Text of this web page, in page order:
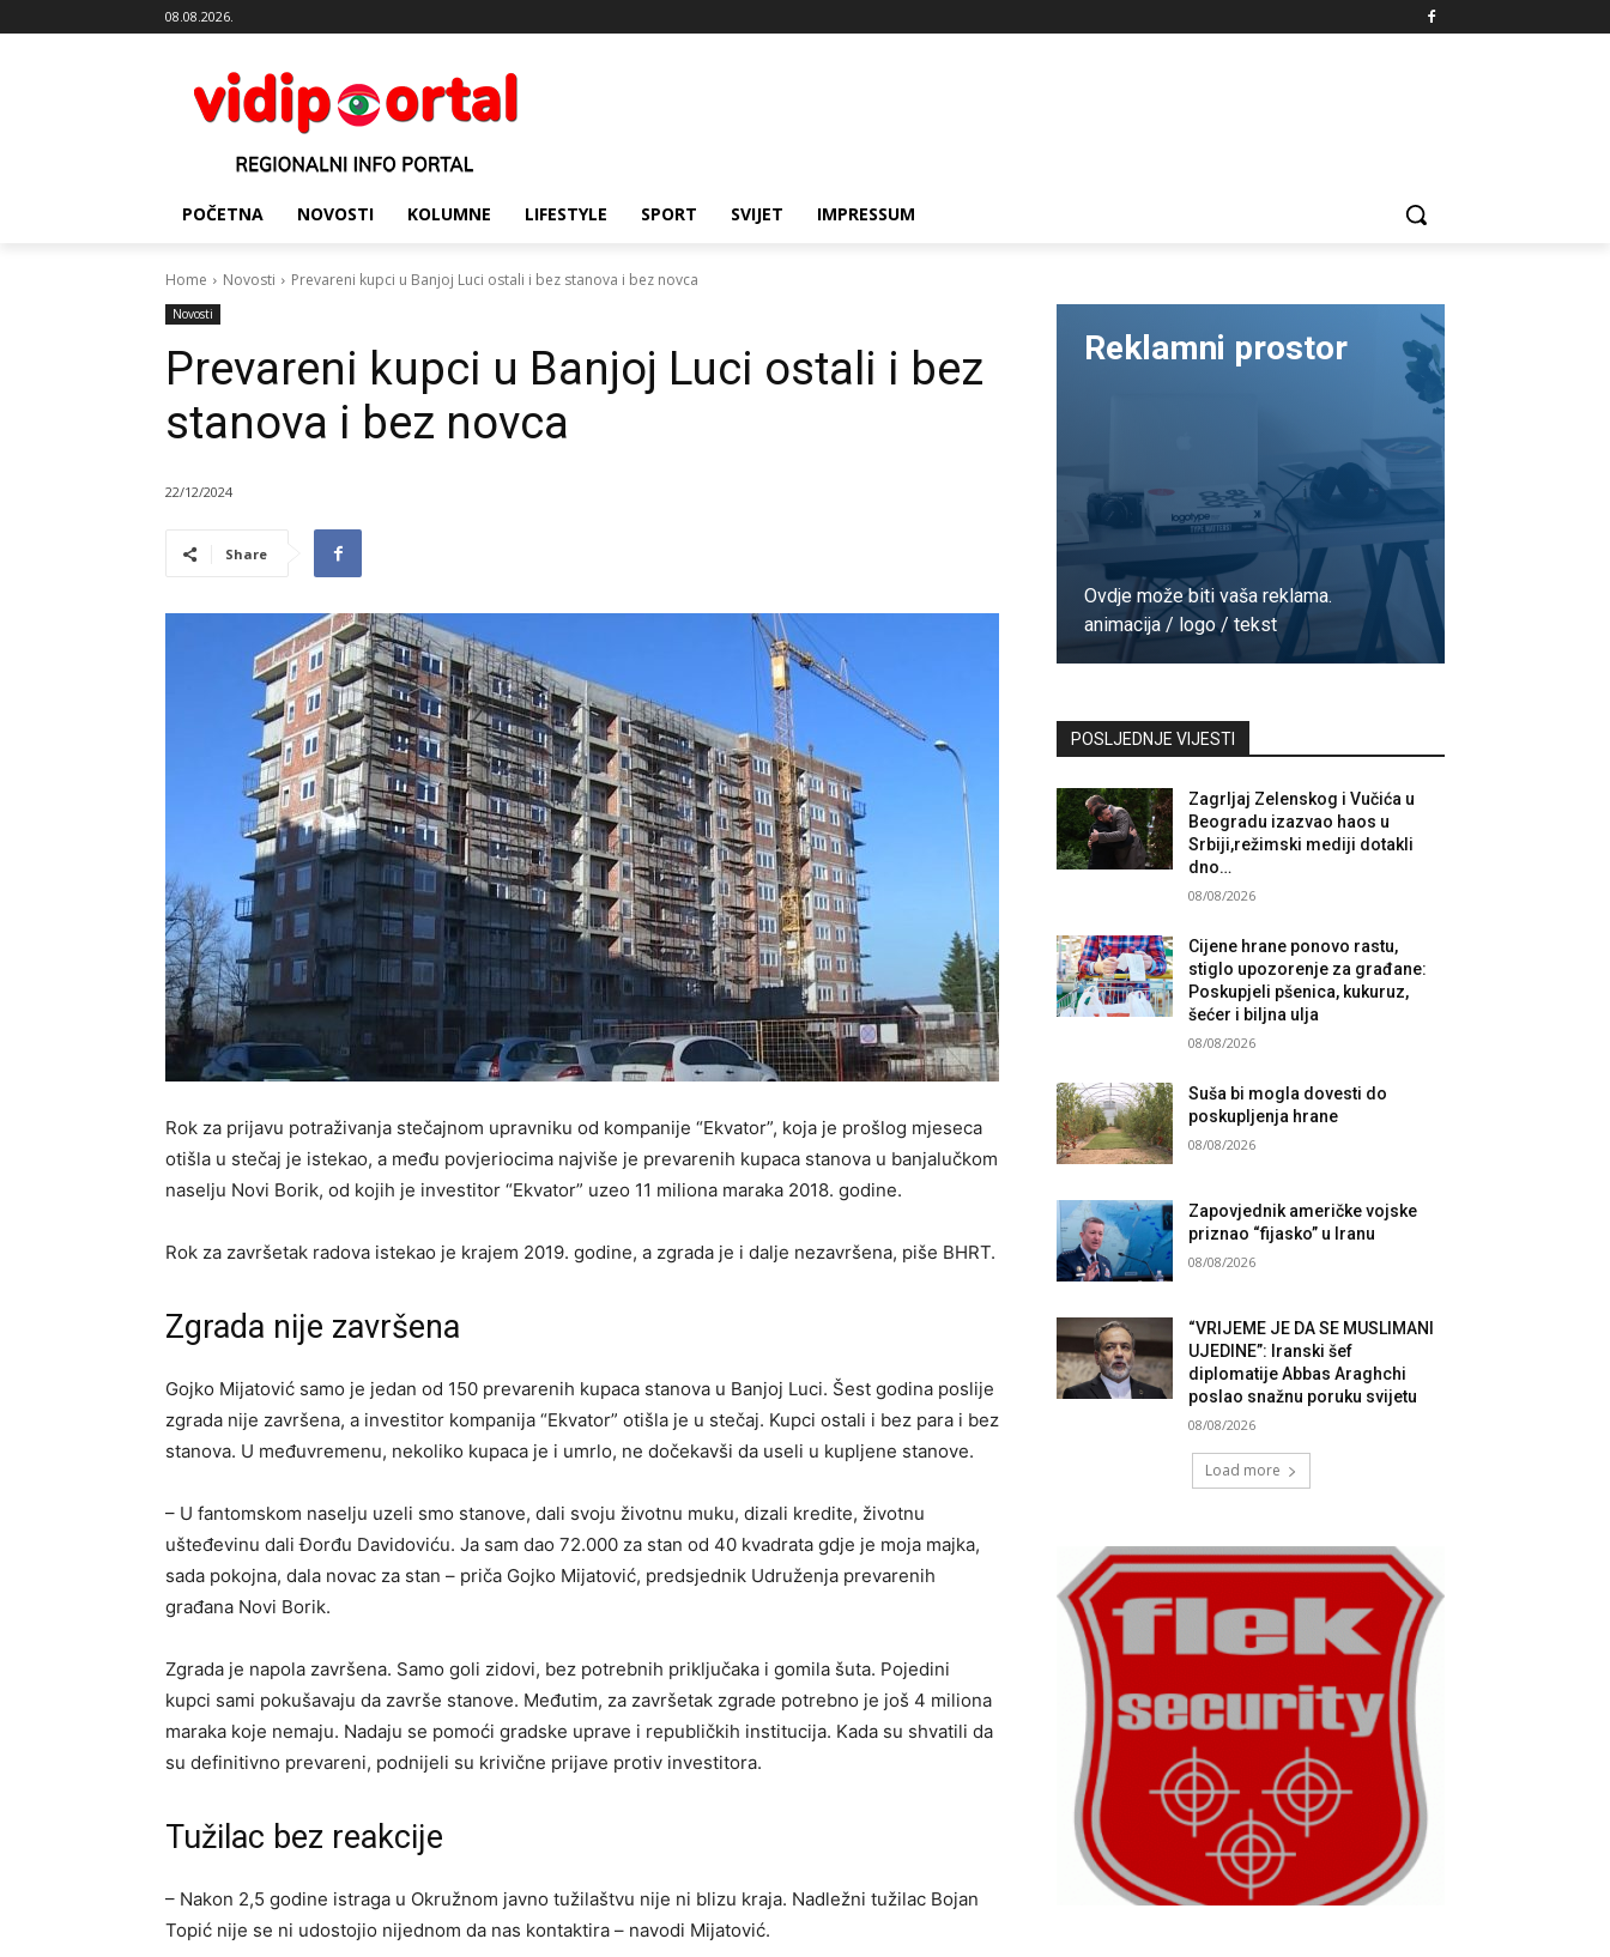
08.08.2026.
POČETNA NOVOSTI KOLUMNE LIFESTYLE SPORT SVIJET IMPRESSUM
Home Novosti Prevareni kupci u Banjoj Luci ostali i bez stanova i bez novca
Novosti
Prevareni kupci u Banjoj Luci ostali i bez
stanova i bez novca
22/12/2024
Share
Rok za prijavu potraživanja stečajnom upravniku od kompanije “Ekvator”, koja je prošlog mjeseca
otišla u stečaj je istekao, a među povjeriocima najviše je prevarenih kupaca stanova u banjalučkom
naselju Novi Borik, od kojih je investitor “Ekvator” uzeo 11 miliona maraka 2018. godine.
Rok za završetak radova istekao je krajem 2019. godine, a zgrada je i dalje nezavršena, piše BHRT.
Zgrada nije završena
Gojko Mijatović samo je jedan od 150 prevarenih kupaca stanova u Banjoj Luci. Šest godina poslije
zgrada nije završena, a investitor kompanija “Ekvator” otišla je u stečaj. Kupci ostali i bez para i bez
stanova. U međuvremenu, nekoliko kupaca je i umrlo, ne dočekavši da useli u kupljene stanove.
– U fantomskom naselju uzeli smo stanove, dali svoju životnu muku, dizali kredite, životnu
ušteđevinu dali Đorđu Davidoviću. Ja sam dao 72.000 za stan od 40 kvadrata gdje je moja majka,
sada pokojna, dala novac za stan – priča Gojko Mijatović, predsjednik Udruženja prevarenih
građana Novi Borik.
Zgrada je napola završena. Samo goli zidovi, bez potrebnih priključaka i gomila šuta. Pojedini
kupci sami pokušavaju da završe stanove. Međutim, za završetak zgrade potrebno je još 4 miliona
maraka koje nemaju. Nadaju se pomoći gradske uprave i republičkih institucija. Kada su shvatili da
su definitivno prevareni, podnijeli su krivične prijave protiv investitora.
Tužilac bez reakcije
– Nakon 2,5 godine istraga u Okružnom javno tužilaštvu nije ni blizu kraja. Nadležni tužilac Bojan
Topić nije se ni udostojio nijednom da nas kontaktira – navodi Mijatović.
Reklamni prostor
Ovdje može biti vaša reklama.
animacija / logo / tekst
POSLJEDNJE VIJESTI
Zagrljaj Zelenskog i Vučića u
Beogradu izazvao haos u
Srbiji,režimski mediji dotakli
dno…
08/08/2026
Cijene hrane ponovo rastu,
stiglo upozorenje za građane:
Poskupjeli pšenica, kukuruz,
šećer i biljna ulja
08/08/2026
Suša bi mogla dovesti do
poskupljenja hrane
08/08/2026
Zapovjednik američke vojske
priznao “fijasko” u Iranu
08/08/2026
“VRIJEME JE DA SE MUSLIMANI
UJEDINE”: Iranski šef
diplomatije Abbas Araghchi
poslao snažnu poruku svijetu
08/08/2026
Load more